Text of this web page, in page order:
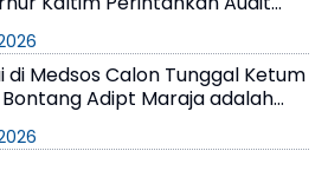
di Medsos Calon Tunggal Ketum
Bontang Adipt Maraja adalah